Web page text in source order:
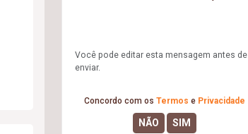
Você pode editar esta mensagem antes de
enviar.
Concordo com os Termos e Privacidade